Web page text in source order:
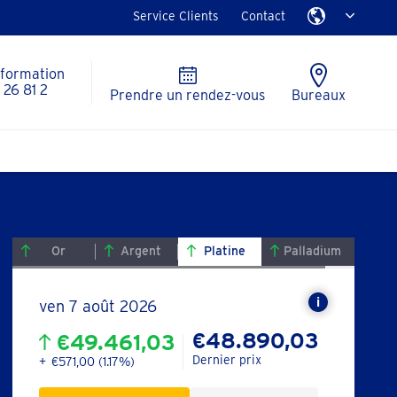
Service Clients Contact
81 2
Prendre un rendez-vous Bureaux
Or Argent Platine Palladium
ven 7 août 2026
Le
de
€49.461,03
€571,00 (1.17%)
€48.890,03
Dernier prix